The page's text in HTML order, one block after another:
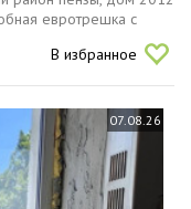
евротрешка с
кирпичного дома.
В избранное
07.08.26